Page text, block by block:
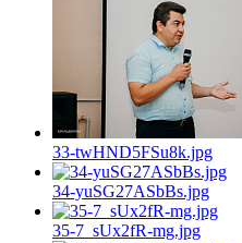
33-twHND5FSu8k.jpg
34-yuSG27ASbBs.jpg
35-7_sUx2fR-mg.jpg